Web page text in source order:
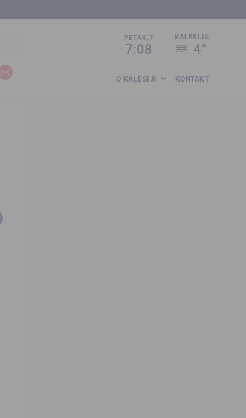
PETAK,7
7:08
KALESIJA
4°
O KALESIJI KONTAKT